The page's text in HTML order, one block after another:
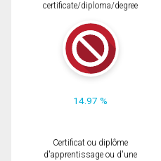
certificate/diploma/degree
14.97 %
Certificat ou diplôme
d'apprentissage ou d'une